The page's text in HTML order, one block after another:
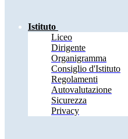
Istituto
Liceo
Dirigente
Organigramma
Consiglio d'Istituto
Regolamenti
Autovalutazione
Sicurezza
Privacy